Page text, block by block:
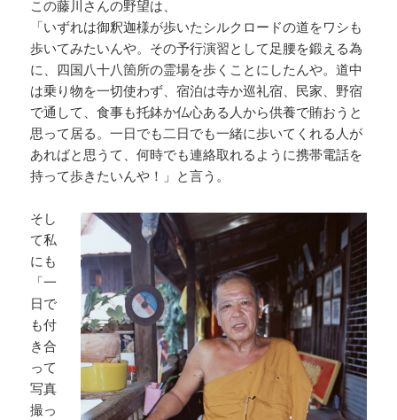
この藤川さんの野望は、
「いずれは御釈迦様が歩いたシルクロードの道をワシも
歩いてみたいんや。その予行演習として足腰を鍛える為
に、四国八十八箇所の霊場を歩くことにしたんや。道中
は乗り物を一切使わず、宿泊は寺か巡礼宿、民家、野宿
で通して、食事も托鉢か仏心ある人から供養で賄おうと
思って居る。一日でも二日でも一緒に歩いてくれる人が
あればと思うて、何時でも連絡取れるように携帯電話を
持って歩きたいんや！」と言う。
そし
て私
にも
「一
日で
も付
き合
って
写真
撮っ